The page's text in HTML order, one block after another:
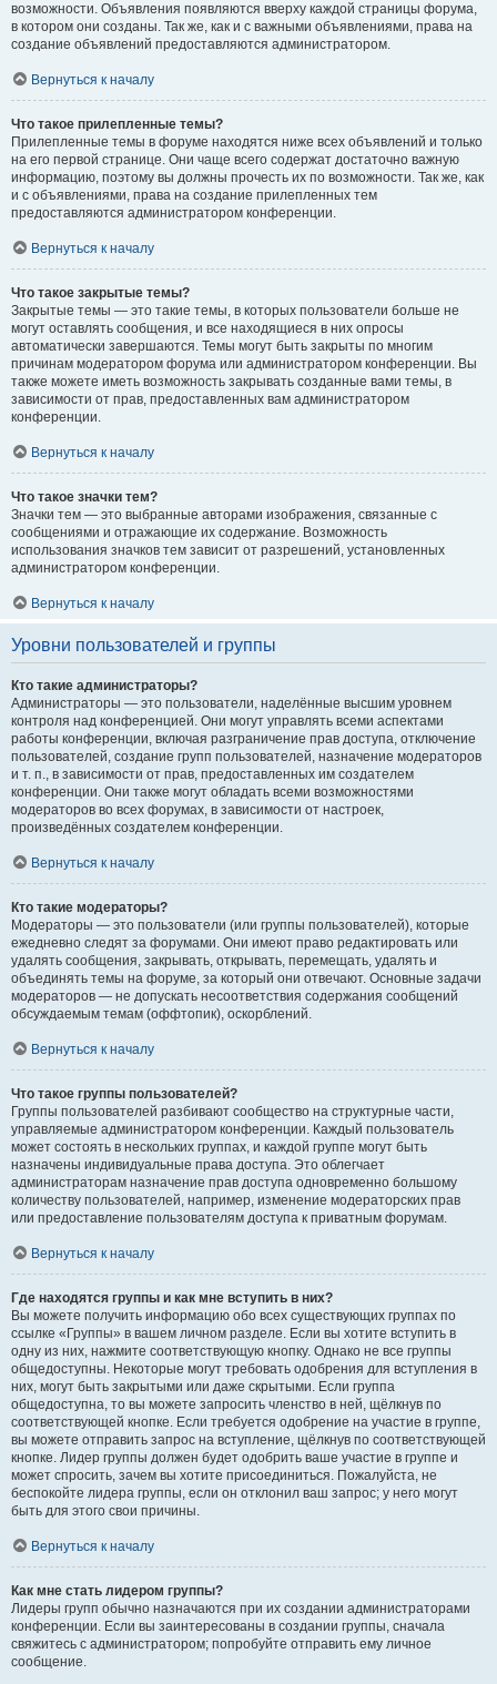
возможности. Объявления появляются вверху каждой страницы форума,
в котором они созданы. Так же, как и с важными объявлениями, права на
создание объявлений предоставляются администратором.
Вернуться к началу
Что такое прилепленные темы?
Прилепленные темы в форуме находятся ниже всех объявлений и только
на его первой странице. Они чаще всего содержат достаточно важную
информацию, поэтому вы должны прочесть их по возможности. Так же, как
и с объявлениями, права на создание прилепленных тем
предоставляются администратором конференции.
Вернуться к началу
Что такое закрытые темы?
Закрытые темы — это такие темы, в которых пользователи больше не
могут оставлять сообщения, и все находящиеся в них опросы
автоматически завершаются. Темы могут быть закрыты по многим
причинам модератором форума или администратором конференции. Вы
также можете иметь возможность закрывать созданные вами темы, в
зависимости от прав, предоставленных вам администратором
конференции.
Вернуться к началу
Что такое значки тем?
Значки тем — это выбранные авторами изображения, связанные с
сообщениями и отражающие их содержание. Возможность
использования значков тем зависит от разрешений, установленных
администратором конференции.
Вернуться к началу
Уровни пользователей и группы
Кто такие администраторы?
Администраторы — это пользователи, наделённые высшим уровнем
контроля над конференцией. Они могут управлять всеми аспектами
работы конференции, включая разграничение прав доступа, отключение
пользователей, создание групп пользователей, назначение модераторов
и т. п., в зависимости от прав, предоставленных им создателем
конференции. Они также могут обладать всеми возможностями
модераторов во всех форумах, в зависимости от настроек,
произведённых создателем конференции.
Вернуться к началу
Кто такие модераторы?
Модераторы — это пользователи (или группы пользователей), которые
ежедневно следят за форумами. Они имеют право редактировать или
удалять сообщения, закрывать, открывать, перемещать, удалять и
объединять темы на форуме, за который они отвечают. Основные задачи
модераторов — не допускать несоответствия содержания сообщений
обсуждаемым темам (оффтопик), оскорблений.
Вернуться к началу
Что такое группы пользователей?
Группы пользователей разбивают сообщество на структурные части,
управляемые администратором конференции. Каждый пользователь
может состоять в нескольких группах, и каждой группе могут быть
назначены индивидуальные права доступа. Это облегчает
администраторам назначение прав доступа одновременно большому
количеству пользователей, например, изменение модераторских прав
или предоставление пользователям доступа к приватным форумам.
Вернуться к началу
Где находятся группы и как мне вступить в них?
Вы можете получить информацию обо всех существующих группах по
ссылке «Группы» в вашем личном разделе. Если вы хотите вступить в
одну из них, нажмите соответствующую кнопку. Однако не все группы
общедоступны. Некоторые могут требовать одобрения для вступления в
них, могут быть закрытыми или даже скрытыми. Если группа
общедоступна, то вы можете запросить членство в ней, щёлкнув по
соответствующей кнопке. Если требуется одобрение на участие в группе,
вы можете отправить запрос на вступление, щёлкнув по соответствующей
кнопке. Лидер группы должен будет одобрить ваше участие в группе и
может спросить, зачем вы хотите присоединиться. Пожалуйста, не
беспокойте лидера группы, если он отклонил ваш запрос; у него могут
быть для этого свои причины.
Вернуться к началу
Как мне стать лидером группы?
Лидеры групп обычно назначаются при их создании администраторами
конференции. Если вы заинтересованы в создании группы, сначала
свяжитесь с администратором; попробуйте отправить ему личное
сообщение.